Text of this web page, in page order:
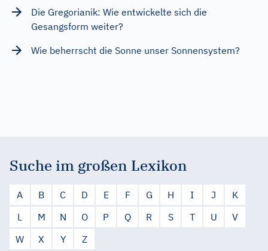
Die Gregorianik: Wie entwickelte sich die
Gesangsform weiter?
Wie beherrscht die Sonne unser Sonnensystem?
Suche im großen Lexikon
A B C D E F G H I J
K
L
M N O P Q R S T U
V
W
X Y Z